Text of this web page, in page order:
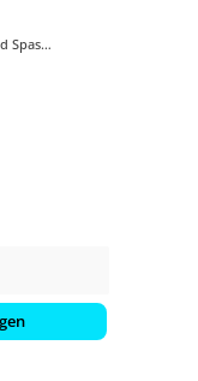
Spas